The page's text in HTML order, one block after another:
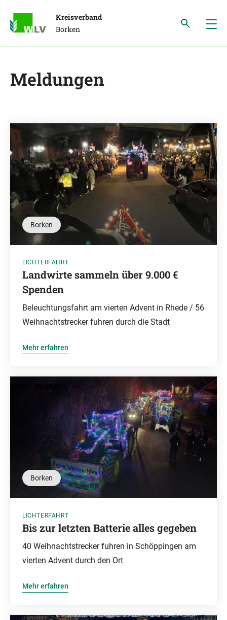
Kreisverband
Borken
Meldungen
Borken
LICHTERFAHRT
Landwirte sammeln über 9.000 €
Spenden
Beleuchtungsfahrt am vierten Advent in Rhede / 56
Weihnachtstrecker fuhren durch die Stadt
Mehr erfahren
Borken
LICHTERFAHRT
Bis zur letzten Batterie alles gegeben
40 Weihnachtstrecker fuhren in Schöppingen am
vierten Advent durch den Ort
Mehr erfahren